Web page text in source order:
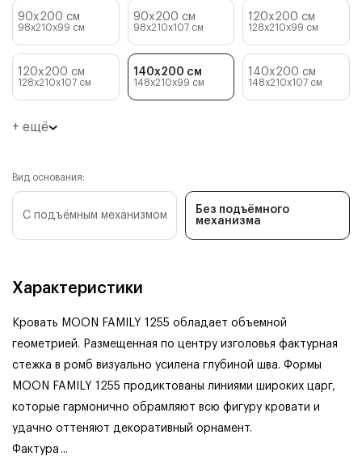
90x200 см
98x210x99 см
90x200 см
98x210x107см
120x200 см
128x210x99 см
120x200 см
128x210x107 см
140x200 см
148x210x99 см
140x200 см
148x210x107 см
+ ещё
Вид основания:
С подъёмным механизмом
Без подъёмного
механизма
Характеристики
Кровать MOON FAMILY 1255 обладает объемной
геометрией. Размещенная по центру изголовья фактурная
стежка в ромб визуально усилена глубиной шва. Формы
MOON FAMILY 1255 продиктованы линиями широких царг,
которые гармонично обрамляют всю фигуру кровати и
удачно оттеняют декоративный орнамент.
Фактура ...